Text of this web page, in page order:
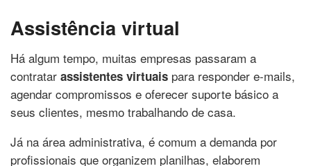
Assistência virtual
Há algum tempo, muitas empresas passaram a
contratar assistentes virtuais para responder e-mails,
agendar compromissos e oferecer suporte básico a
seus clientes, mesmo trabalhando de casa.
Já na área administrativa, é comum a demanda por
profissionais que organizem planilhas, elaborem